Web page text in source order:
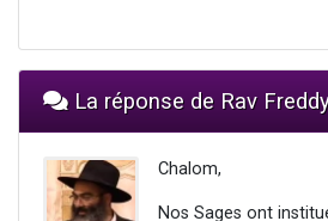
La réponse de Rav
Chalom,
Nos Sages ont